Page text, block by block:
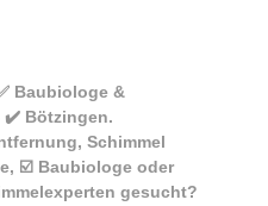
Baubiologe &
✔️ Bötzingen.
Schimmel
☑️ Baubiologe oder
gesucht?